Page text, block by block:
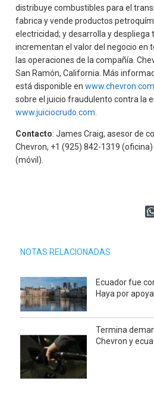
distribuye combustibles para el
fabrica y vende productos
electricidad; y desarrolla y despliega
incrementan el valor del negocio en
las operaciones de la compañía.
San Ramón, California. Más
está disponible enwww.chevron.com
sobre el juicio fraudulento contra la
www.juiciocrudo.com
Contacto: James Craig, asesor de
Chevron, +1 (925) 842-1319
(móvil).
NOTAS RELACIONADAS
Ecuador fue
Haya por
Termina
Chevron y